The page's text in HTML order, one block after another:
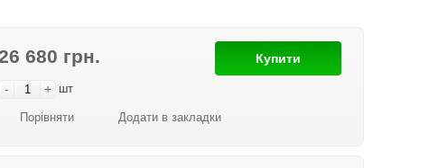
680 грн.
- + шт
Купити
Порівняти Додати в закладки